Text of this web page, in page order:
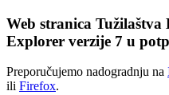
Web stranica
Explorer verzije 7 u
Preporučujemo nadogradnju na
ili Firefox.